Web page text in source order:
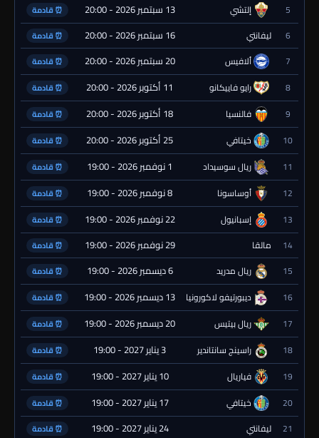
5 إلتشي 13 سبتمبر 2026 - 20:00 ⏰ قادمة
6 ليفانتي 16 سبتمبر 2026 - 20:00 ⏰ قادمة
7 ألافيس 20 سبتمبر 2026 - 20:00 ⏰ قادمة
8 رايو فاييكانو 11 أكتوبر 2026 - 20:00 ⏰ قادمة
9 فالنسيا 18 أكتوبر 2026 - 20:00 ⏰ قادمة
10 خيتافي 25 أكتوبر 2026 - 20:00 ⏰ قادمة
11 ريال سوسيداد 1 نوفمبر 2026 - 19:00 ⏰ قادمة
12 أوساسونا 8 نوفمبر 2026 - 19:00 ⏰ قادمة
13 إسبانيول 22 نوفمبر 2026 - 19:00 ⏰ قادمة
14 مالقا 29 نوفمبر 2026 - 19:00 ⏰ قادمة
15 ريال مدريد 6 ديسمبر 2026 - 19:00 ⏰ قادمة
16 ديبورتيفو لاكورونيا 13 ديسمبر 2026 - 19:00 ⏰ قادمة
17 ريال بيتيس 20 ديسمبر 2026 - 19:00 ⏰ قادمة
18 راسينج سانتاندير 3 يناير 2027 - 19:00 ⏰ قادمة
19 فياريال 10 يناير 2027 - 19:00 ⏰ قادمة
20 خيتافي 17 يناير 2027 - 19:00 ⏰ قادمة
21 ليفانتي 24 يناير 2027 - 19:00 ⏰ قادمة